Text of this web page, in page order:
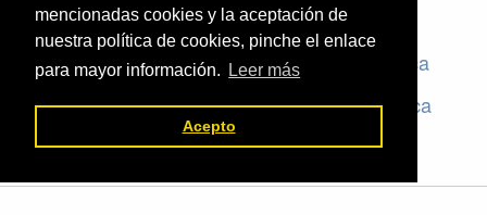
mencionadas cookies y la aceptación de
nuestra política de cookies, pinche el enlace
para mayor información.
Leer más
Acepto
Evaluación en educación física
Criterios de evaluación en educación física
Rúbricas de evaluación en educación física